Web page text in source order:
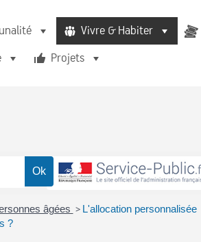
Vivre & Habiter
Projets
âgées > L'allocation personnalisée
?